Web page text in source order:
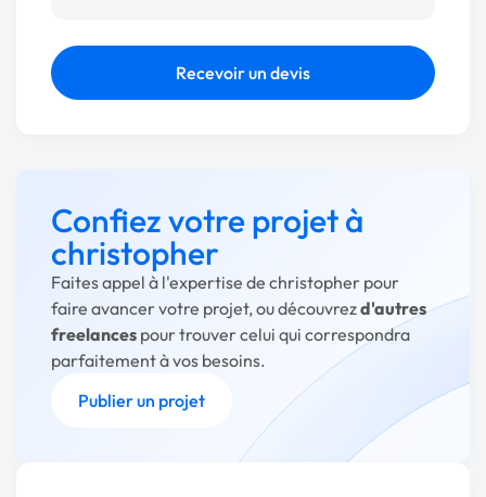
Recevoir un devis
Confiez votre projet à
christopher
Faites appel à l'expertise de christopher pour
faire avancer votre projet, ou découvrezd'autres
freelances pour trouver celui qui correspondra
parfaitement à vos besoins.
Publier un projet